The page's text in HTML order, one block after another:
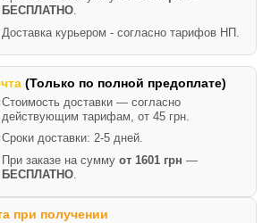
БЕСПЛАТНО.
Доставка курьером - согласно тарифов НП.
(Только по полной предоплате)
Стоимость доставки — согласно
действующим тарифам, от 45 грн.
Сроки доставки: 2-5 дней.
При заказе на сумму от 1601 грн —
БЕСПЛАТНО.
при получении